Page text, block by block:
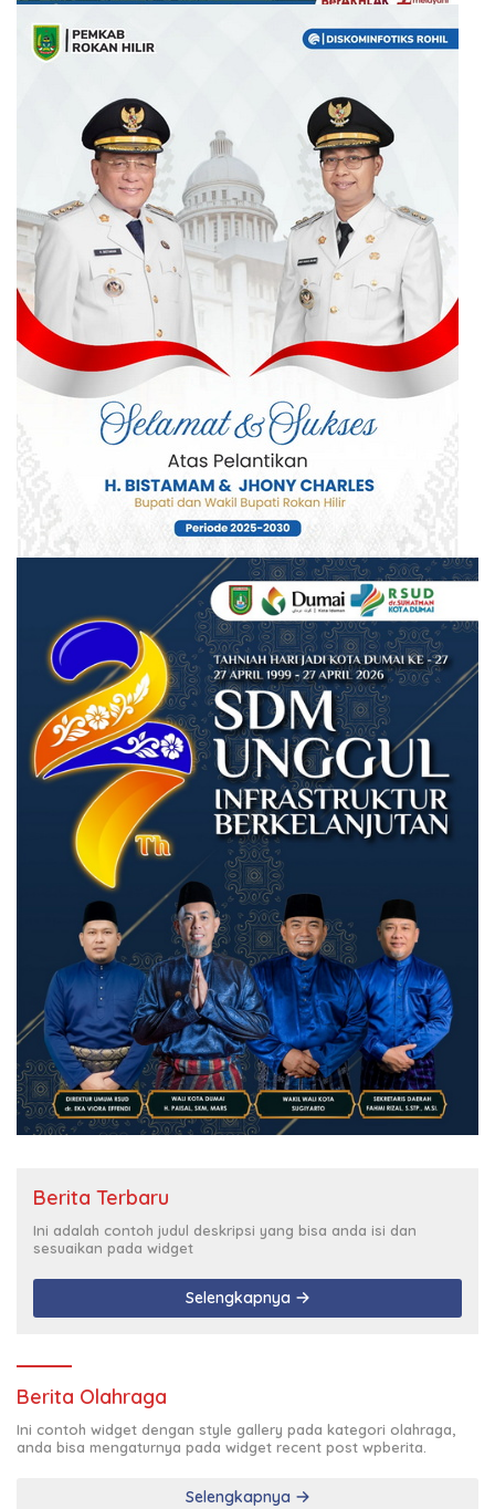
Berita Terbaru
Ini adalah contoh judul deskripsi yang bisa anda isi dan
sesuaikan pada widget
Selengkapnya
Berita Olahraga
Ini contoh widget dengan style gallery pada kategori olahraga,
anda bisa mengaturnya pada widget recent post wpberita.
Selengkapnya